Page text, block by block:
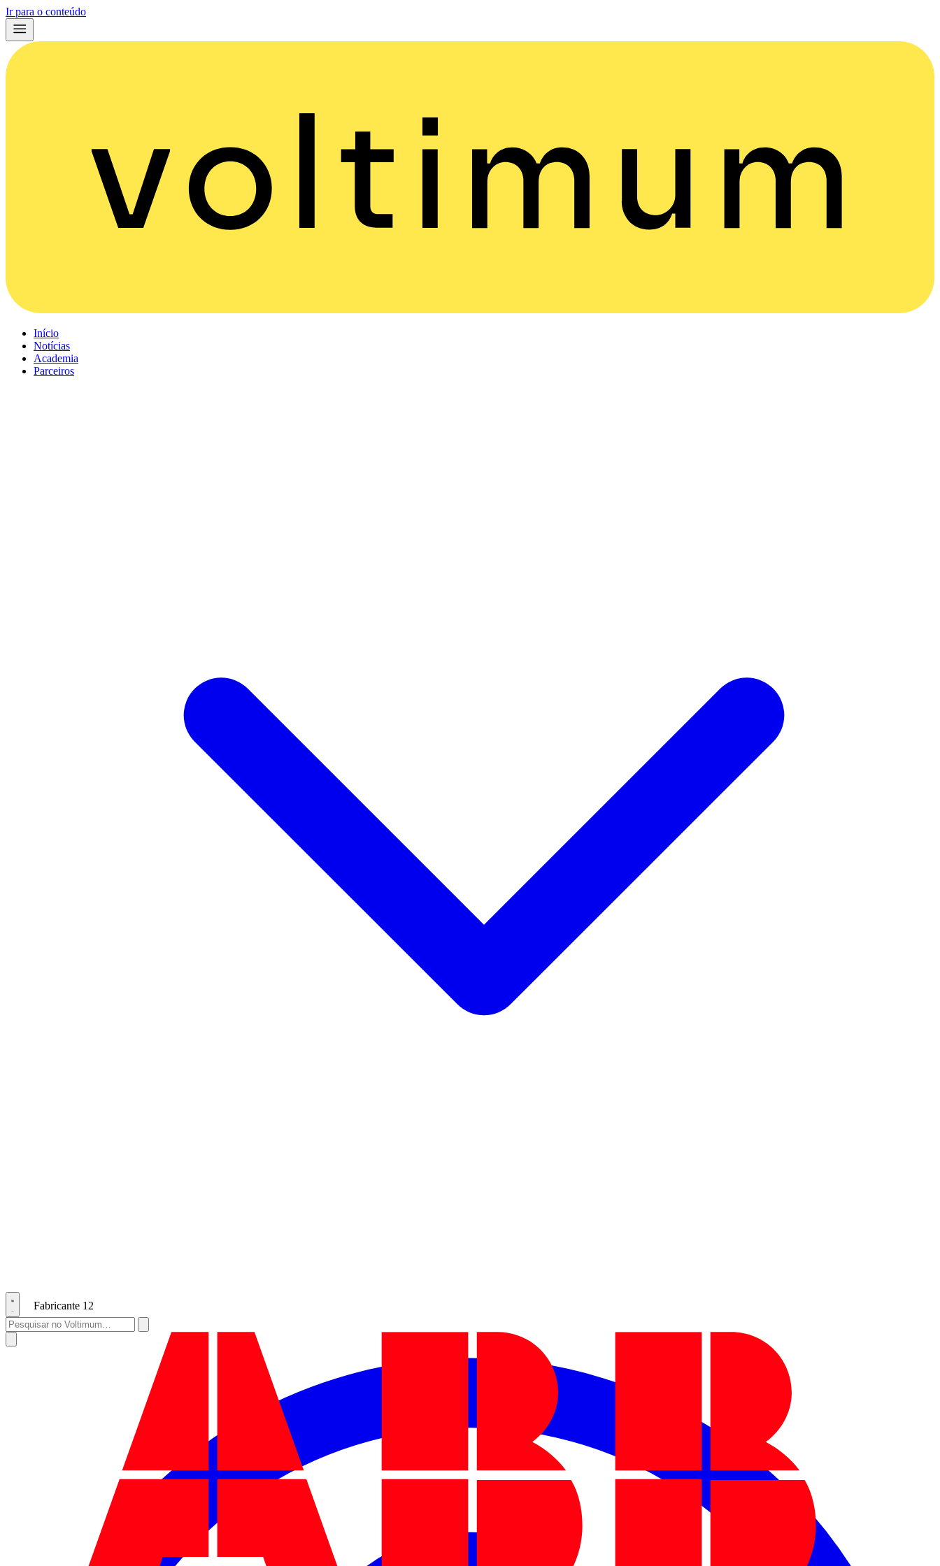
Ir para o conteúdo
Início
Notícias
Academia
Parceiros
Fabricante 12